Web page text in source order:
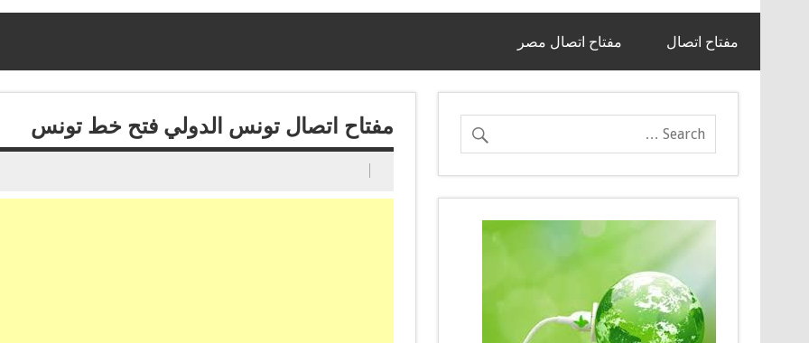
مفتاح اتصال مفتاح اتصال مصر
مفتاح اتصال تونس الدولي فتح خط تونس